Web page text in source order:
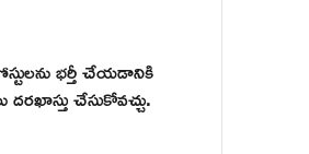
భర్తీ చేయడానికి
చేసుకోవచ్చు.